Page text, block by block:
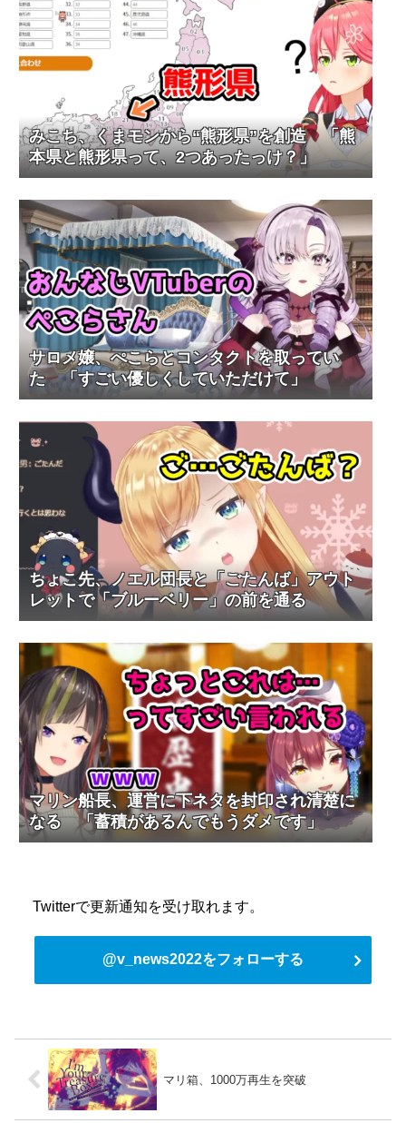
みこち、くまモンから“熊形県”を創造 「熊
本県と熊形県って、2つあったっけ？」
サロメ嬢、ぺこらとコンタクトを取ってい
た 「すごい優しくしていただけて」
ちょこ先、ノエル団長と「ごたんば」アウト
レットで「ブルーベリー」の前を通る
マリン船長、運営に下ネタを封印され清楚に
なる 「蓄積があるんでもうダメです」
Twitterで更新通知を受け取れます。
@v_news2022をフォローする
マリ箱、1000万再生を突破